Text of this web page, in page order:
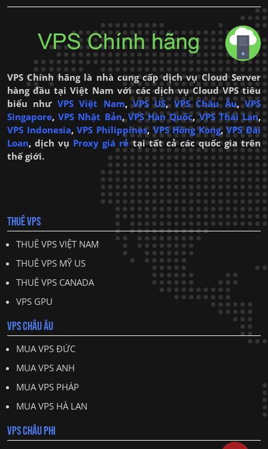
VPS Chính hãng là nhà cung cấp dịch vụ Cloud Server
hàng đầu tại Việt Nam với các dịch vụ Cloud VPS tiêu
biểu như VPS Việt Nam,VPS US,VPS Châu Âu,VPS
Singapore, VPS Nhật Bản,VPS Hàn Quốc,VPS Thái Lan,
VPS Indonesia,VPS Philippines,VPS Hồng Kong,VPS Đài
Loan, dịch vụ Proxy giá rẻtại tất cả các quốc gia trên
thế giới.
THUÊ VPS
THUÊ VPS VIỆT NAM
THUÊ VPS MỸ US
THUÊ VPS CANADA
VPS GPU
VPS CHÂU ÂU
MUA VPS ĐỨC
MUA VPS ANH
MUA VPS PHÁP
MUA VPS HÀ LAN
VPS CHÂU PHI